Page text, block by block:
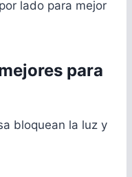
lado para mejor
para
bloquean la luz y